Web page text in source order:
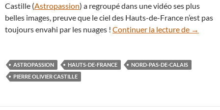
Castille (Astropassion) a regroupé dans une vidéo ses plus
belles images, preuve que le ciel des Hauts-de-France n’est pas
toujours envahi par les nuages ! Continuer la lecture de En
→
ASTROPASSION HAUTS-DE-FRANCE
NORD-PAS-DE-CALAIS
PIERRE OLIVIER CASTILLE